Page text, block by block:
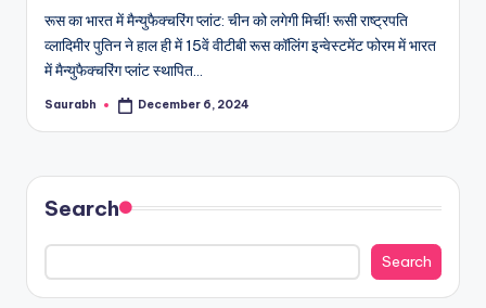
रूस का भारत में मैन्‍युफैक्‍चरिंग प्लांट: चीन को लगेगी मिर्ची! रूसी राष्ट्रपति
व्लादिमीर पुतिन ने हाल ही में 15वें वीटीबी रूस कॉलिंग इन्वेस्टमेंट फोरम में भारत
में मैन्‍युफैक्‍चरिंग प्लांट स्थापित…
Posted
Saurabh December 6, 2024
Search
Search